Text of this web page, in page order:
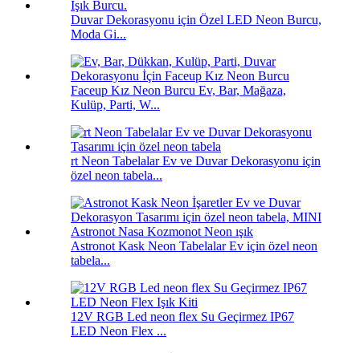
Duvar Dekorasyonu için Özel LED Neon Burcu,
Moda Gi...
Faceup Kız Neon Burcu Ev, Bar, Mağaza,
Kulüp, Parti, W...
rt Neon Tabelalar Ev ve Duvar Dekorasyonu için
özel neon tabela...
Astronot Kask Neon Tabelalar Ev için özel neon
tabela...
12V RGB Led neon flex Su Geçirmez IP67
LED Neon Flex ...